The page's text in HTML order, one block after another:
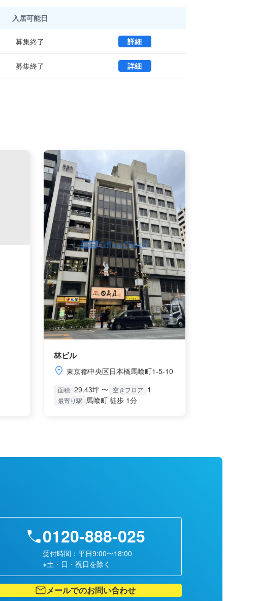
入居可能日
募集終了 詳細石田ビル 1 (47.57㎡) ｜中央区 の賃
募集終了 詳細石田ビル 2 (47.57㎡) ｜中央区 の賃
林ビル
東京都中央区日本橋馬喰町1-5-10
面積 29.43坪 〜 空きフロア 1
最寄り駅 馬喰町 徒歩 1分
0120-888-025
受付時間：平日9:00〜18:00
※土・日・祝日を除く
メールでのお問い合わせ